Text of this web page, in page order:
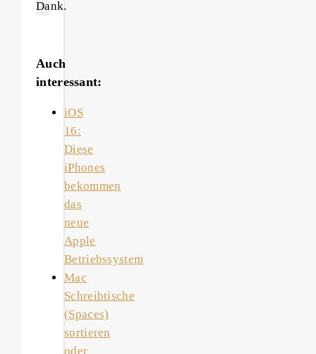
Dank.
Auch
interessant:
iOS
16:
Diese
iPhones
bekommen
das
neue
Apple
Betriebssystem
Mac
Schreibtische
(Spaces)
sortieren
oder